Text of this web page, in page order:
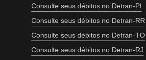
Consulte seus débitos no Detran-PI
Consulte seus débitos no Detran-RR
Consulte seus débitos no Detran-TO
Consulte seus débitos no Detran-RJ